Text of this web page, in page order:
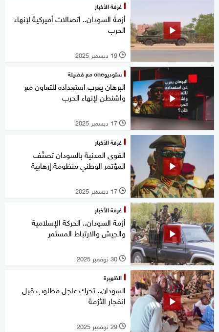
غرفة الأخبار
أزمة السودان.. اتصالات أميركية لإنهاء
الحرب
l 19 ديسمبر 2025
ستوديوone مع فضيلة
البرهان يعرب استعداده للتعاون مع
واشنطن لإنهاء الحرب
l 17 ديسمبر 2025
غرفة الأخبار
القوى المدنية بالسودان تصنّف
المؤتمر الوطني منظومة إرهابية
l 17 ديسمبر 2025
غرفة الأخبار
أزمة السودان.. الحركة الإسلامية
والجيش والارتباط المستمر
l 30 نوفمبر 2025
الظهيرة
السودان.. تحرك عاجل مطلوب قبل
انفجار الأزمة
l 29 نوفمبر 2025